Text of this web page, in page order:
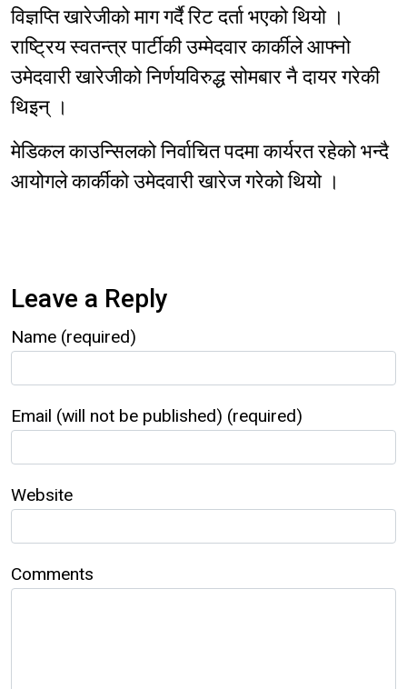
विज्ञप्ति खारेजीको माग गर्दै रिट दर्ता भएको थियो ।
राष्ट्रिय स्वतन्त्र पार्टीकी उम्मेदवार कार्कीले आफ्नो
उमेदवारी खारेजीको निर्णयविरुद्ध सोमबार नै दायर गरेकी
थिइन् ।
मेडिकल काउन्सिलको निर्वाचित पदमा कार्यरत रहेको भन्दै
आयोगले कार्कीको उमेदवारी खारेज गरेको थियो ।
Leave a Reply
Name (required)
Email (will not be published) (required)
Website
Comments